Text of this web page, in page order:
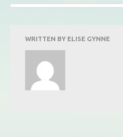
WRITTEN BY ELISE GYNNE